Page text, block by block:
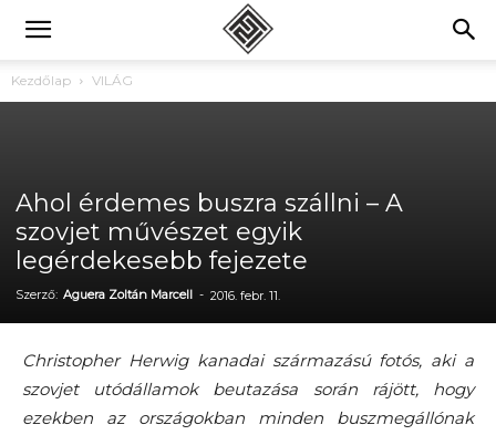
Kezdőlap VILÁG
Ahol érdemes buszra szállni – A
szovjet művészet egyik
legérdekesebb fejezete
Szerző: Aguera Zoltán Marcell - 2016. febr. 11.
Christopher Herwig kanadai származású fotós, aki a
szovjet utódállamok beutazása során rájött, hogy
ezekben az országokban minden buszmegállónak